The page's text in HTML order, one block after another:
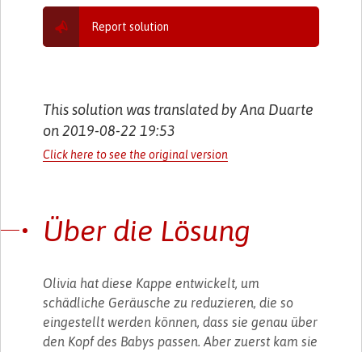
Report solution
This solution was translated by Ana Duarte
on 2019-08-22 19:53
Click here to see the original version
Über die Lösung
Olivia hat diese Kappe entwickelt, um
schädliche Geräusche zu reduzieren, die so
eingestellt werden können, dass sie genau über
den Kopf des Babys passen. Aber zuerst kam sie